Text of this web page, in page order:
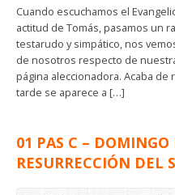
Cuando escuchamos el
actitud de Tomás, pasamos un
testarudo y simpático, nos
de nosotros respecto de
página aleccionadora. Acaba de
tarde se aparece a […]
01 PAS C – DOMINGO
RESURRECCIÓN DEL